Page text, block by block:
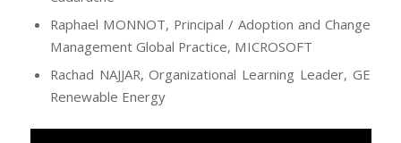
Raphael MONNOT, Principal / Adoption and Change
Management Global Practice, MICROSOFT
Rachad NAJJAR, Organizational Learning Leader, GE
Renewable Energy